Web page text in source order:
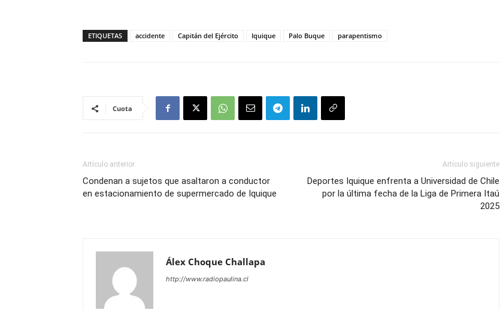
ETIQUETAS accidente Capitán del Ejército Iquique Palo Buque parapentismo
Cuota
Artículo anterior
Condenan a sujetos que asaltaron a conductor
en estacionamiento de supermercado de Iquique
Artículo siguiente
Deportes Iquique enfrenta a Universidad de Chile
por la última fecha de la Liga de Primera Itaú
2025
Álex Choque Challapa
http://www.radiopaulina.cl